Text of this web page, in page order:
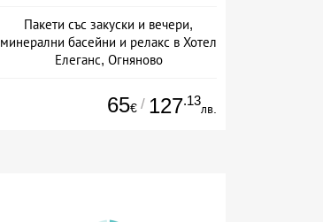
Пакети със закуски и вечери,
минерални басейни и релакс в Хотел
Елеганс, Огняново
65€ / 127.13
лв.